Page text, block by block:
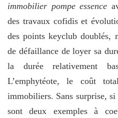
immobilier pompe essence
des travaux cofidis et
des points keyclub doublés,
de défaillance de loyer sa
la durée relativement
L’emphytéote, le coût
immobiliers. Sans surprise, si
sont deux exemples à